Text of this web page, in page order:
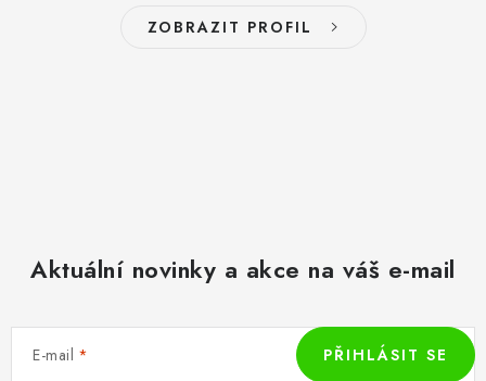
ZOBRAZIT PROFIL
Aktuální novinky a akce na váš e-mail
E-mail PŘIHLÁSIT SE